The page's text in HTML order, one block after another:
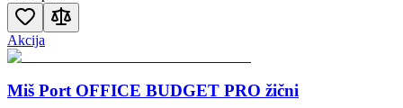
Akcija
Miš Port OFFICE BUDGET PRO žični